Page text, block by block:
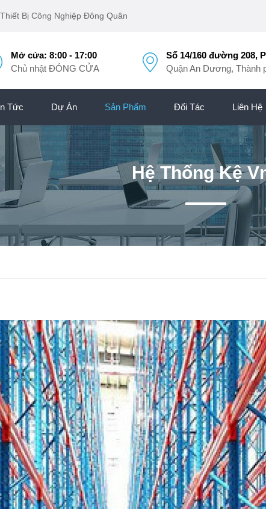
Mở cửa: 8:00 - 17:00
Chủ nhật ĐÓNG CỬA
Số 14/160 đường 208,
Quận An Dương, Thành
Bị Công Nghiệp Đông Quân
Tức Dự Án Sản Phẩm Đối Tác Liên Hệ
Hệ Thống Kệ